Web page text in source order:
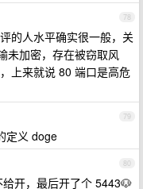
78
的人水平确实很一般，关
未加密，存在被窃取风
上来就说 80 端口是高危
79
定义 doge
80
开，最后开了个 5443🐶